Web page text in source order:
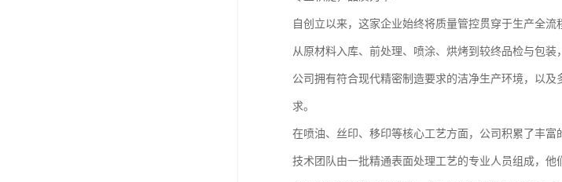
自创立以来，这家企业始终将质量管控贯穿于生产全流
从原材料入库、前处理、喷涂、烘烤到较终品检与包装
公司拥有符合现代精密制造要求的洁净生产环境，以
求。
在喷油、丝印、移印等核心工艺方面，公司积累了丰富
技术团队由一批精通表面处理工艺的专业人员组成，他